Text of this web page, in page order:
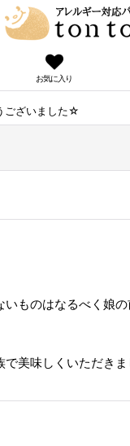
お気に入り
ございました☆
ものはなるべく娘
美味しくいただきま